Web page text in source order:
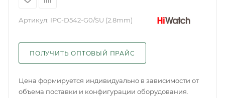
Артикул: IPC-D542-G0/SU (2.8mm)
ПОЛУЧИТЬ ОПТОВЫЙ ПРАЙС
Цена формируется индивидуально в зависимости от
объема поставки и конфигурации оборудования.